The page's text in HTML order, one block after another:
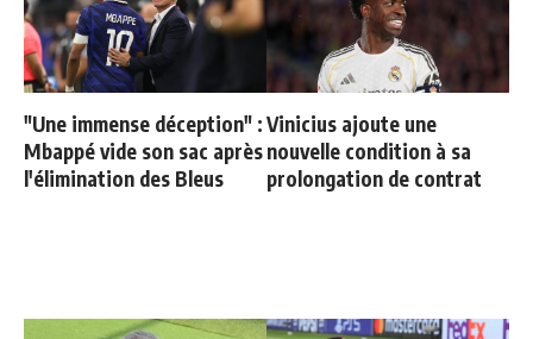
"Une immense déception" :
Mbappé vide son sac après
l'élimination des Bleus
Vinicius ajoute une
nouvelle condition à sa
prolongation de contrat